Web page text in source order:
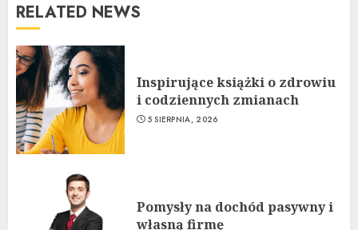
RELATED NEWS
Inspirujące książki o zdrowiu
i codziennych zmianach
5 SIERPNIA, 2026
Pomysły na dochód pasywny i
własną firmę